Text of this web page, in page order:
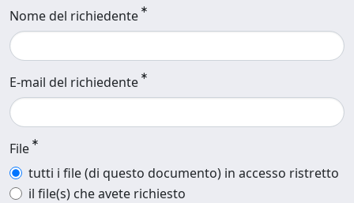
Nome del richiedente
E-mail del richiedente
File
tutti i file (di questo documento) in accesso ristretto
il file(s) che avete richiesto